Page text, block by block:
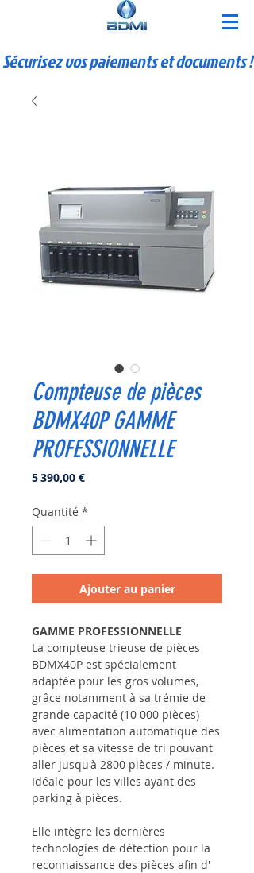
Sécurisez vos paiements et documents !
Compteuse de pièces
BDMX40P GAMME
PROFESSIONNELLE
5 390,00 €Prix
Quantité *
Ajouter au panier
GAMME PROFESSIONNELLE
La compteuse trieuse de pièces
BDMX40P est spécialement
adaptée pour les gros volumes,
grâce notamment à sa trémie de
grande capacité (10 000 pièces)
avec alimentation automatique des
pièces et sa vitesse de tri pouvant
aller jusqu'à 2800 pièces / minute.
Idéale pour les villes ayant des
parking à pièces.
Elle intègre les dernières
technologies de détection pour la
reconnaissance des pièces afin d'